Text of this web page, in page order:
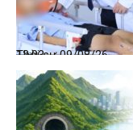
Thời sự
09/08/26, 12:03